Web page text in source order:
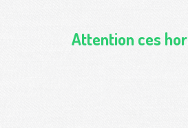
Attention ces